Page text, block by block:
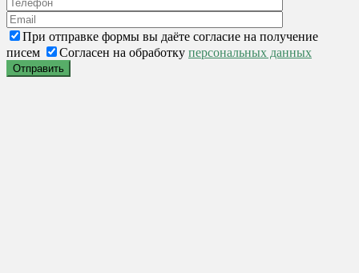
При отправке формы вы даёте согласие на получение
писем
Согласен на обработку персональных данных